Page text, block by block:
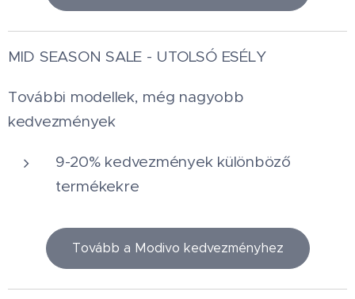
MID SEASON SALE - UTOLSÓ ESÉLY
További modellek, még nagyobb
kedvezmények
9-20% kedvezmények különböző
termékekre
Tovább a Modivo kedvezményhez